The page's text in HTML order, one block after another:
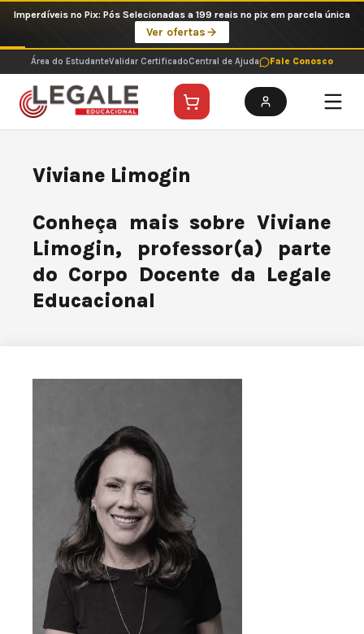
o
conteúdo
Imperdíveis no Pix: Pós Selecionadas a 199 reais no pix em parcela única
Ver ofertas
Área do EstudanteValidar CertificadoCentral de Ajuda Fale Conosco
Viviane Limogin
Conheça mais sobre Viviane
Limogin, professor(a) parte
do Corpo Docente da Legale
Educacional